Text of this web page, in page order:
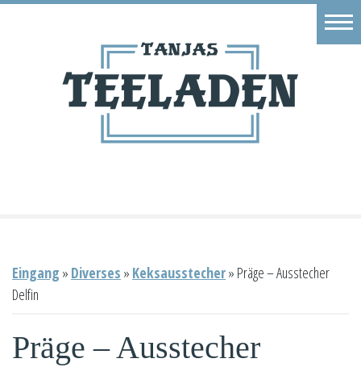
Eingang » Diverses » Keksausstecher» Präge – Ausstecher
Delfin
Präge – Ausstecher
Geschäft